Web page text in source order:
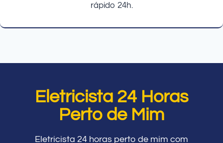
rápido 24h.
Eletricista 24 Horas
Perto de Mim
Eletricista 24 horas perto de mim com